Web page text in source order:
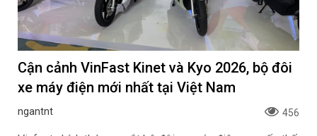
Cận cảnh VinFast Kinet và Kyo 2026, bộ đôi
xe máy điện mới nhất tại Việt Nam
ngantnt 456